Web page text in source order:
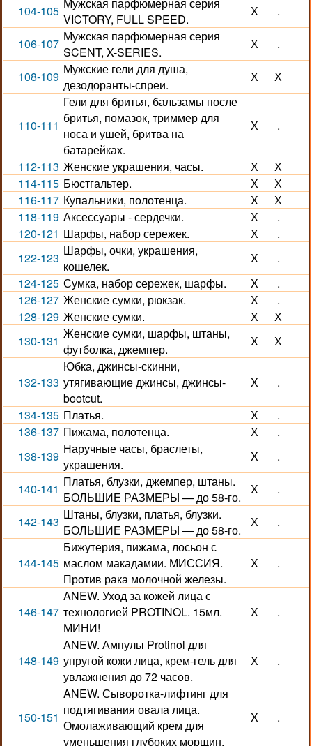
104-105
VICTORY, FULL SPEED.
Х .
106-107 Мужская парфюмерная серия
SCENT, X-SERIES.
Х .
108-109 Мужские гели для душа,
дезодоранты-спреи.
Х Х
110-111
Гели для бритья, бальзамы после
бритья, помазок, триммер для
носа и ушей, бритва на
батарейках.
Х .
112-113 Женские украшения, часы. Х
Х
114-115 Бюстгальтер. Х
Х
116-117 Купальники, полотенца. Х
Х
118-119 Аксессуары - сердечки. Х
.
120-121 Шарфы, набор сережек. Х
.
122-123 Шарфы, очки, украшения,
кошелек.
Х
.
124-125 Сумка, набор сережек, шарфы. Х
.
126-127 Женские сумки, рюкзак. Х
.
128-129 Женские сумки. Х
Х
130-131 Женские сумки, шарфы, штаны,
футболка, джемпер.
Х Х
132-133
Юбка, джинсы-скинни,
утягивающие джинсы, джинсы-
bootcut.
Х .
134-135 Платья. Х
.
136-137 Пижама, полотенца. Х
.
138-139 Наручные часы, браслеты,
украшения.
Х .
140-141 Платья, блузки, джемпер, штаны.
БОЛЬШИЕ РАЗМЕРЫ — до 58-го.
Х .
142-143 Штаны, блузки, платья, блузки.
БОЛЬШИЕ РАЗМЕРЫ — до 58-го.
Х .
144-145
Бижутерия, пижама, лосьон с
маслом макадамии. МИССИЯ.
Против рака молочной железы.
Х .
146-147
ANEW. Уход за кожей лица с
технологией PROTINOL. 15мл.
МИНИ!
Х .
148-149
ANEW. Ампулы Protinol для
упругой кожи лица, крем-гель для
увлажнения до 72 часов.
Х .
150-151
ANEW. Сыворотка-лифтинг для
подтягивания овала лица.
Омолаживающий крем для
уменьшения глубоких морщин.
Х .